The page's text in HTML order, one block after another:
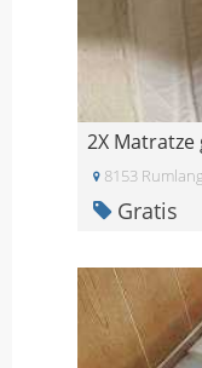
2X
8153 Rumlang
Gratis